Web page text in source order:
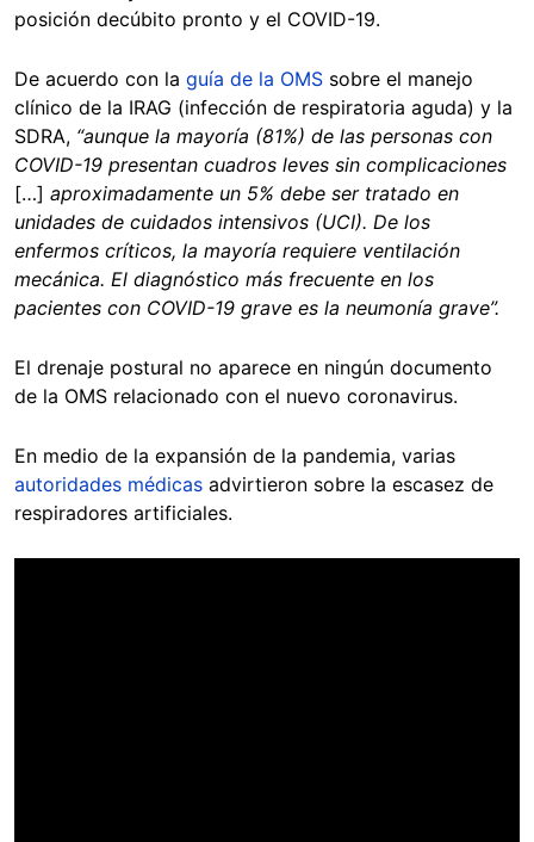
posición decúbito pronto y el COVID-19.
De acuerdo con la guía de la OMS sobre el manejo
clínico de la IRAG (infección de respiratoria aguda) y la
SDRA, “aunque la mayoría (81%) de las personas con
COVID-19 presentan cuadros leves sin complicaciones
[…] aproximadamente un 5% debe ser tratado en
unidades de cuidados intensivos (UCI). De los
enfermos críticos, la mayoría requiere ventilación
mecánica. El diagnóstico más frecuente en los
pacientes con COVID-19 grave es la neumonía grave”.
El drenaje postural no aparece en ningún documento
de la OMS relacionado con el nuevo coronavirus.
En medio de la expansión de la pandemia, varias
autoridades médicas advirtieron sobre la escasez de
respiradores artificiales.